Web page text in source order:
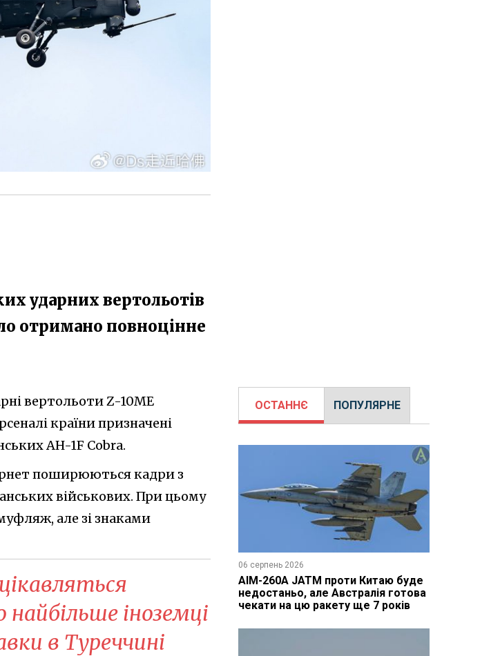
ударних вертольотів
отримано повноцінне
вертольоти Z-10ME
країни призначені
AH-1F Cobra.
поширюються кадри з
військових. При цьому
але зі знаками
іноземці
в Туреччині
ОСТАННЄ ПОПУЛЯРНЕ
06 серпень 2026
AIM-260A JATM проти Китаю буде
недостаньо, але Австралія готова
чекати на цю ракету ще 7 років